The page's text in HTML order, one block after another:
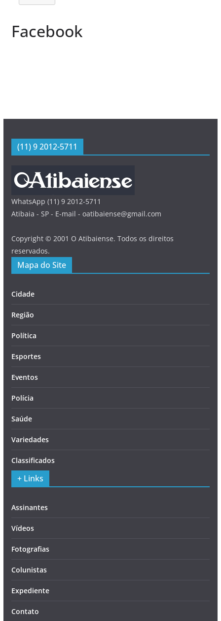
Facebook
(11) 9 2012-5711
WhatsApp (11) 9 2012-5711
Atibaia - SP - E-mail - oatibaiense@gmail.com
Copyright © 2001 O Atibaiense. Todos os direitos
reservados.
Mapa do Site
Cidade
Região
Política
Esportes
Eventos
Polícia
Saúde
Variedades
Classificados
+ Links
Assinantes
Vídeos
Fotografias
Colunistas
Expediente
Contato